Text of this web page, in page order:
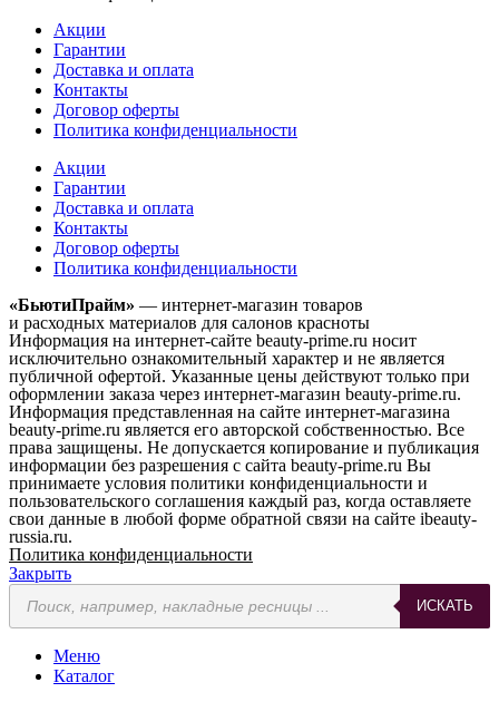
Акции
Гарантии
Доставка и оплата
Контакты
Договор оферты
Политика конфиденциальности
Акции
Гарантии
Доставка и оплата
Контакты
Договор оферты
Политика конфиденциальности
«БьютиПрайм» — интернет-магазин товаров
и расходных материалов для салонов красноты
Информация на интернет-сайте beauty-prime.ru носит
исключительно ознакомительный характер и не является
публичной офертой. Указанные цены действуют только при
оформлении заказа через интернет-магазин beauty-prime.ru.
Информация представленная на сайте интернет-магазина
beauty-prime.ru является его авторской собственностью. Все
права защищены. Не допускается копирование и публикация
информации без разрешения с сайта beauty-prime.ru Вы
принимаете условия политики конфиденциальности и
пользовательского соглашения каждый раз, когда оставляете
свои данные в любой форме обратной связи на сайте ibeauty-
russia.ru.
Политика конфиденциальности
Закрыть
Поиск
товаров
ИСКАТЬ
Меню
Каталог